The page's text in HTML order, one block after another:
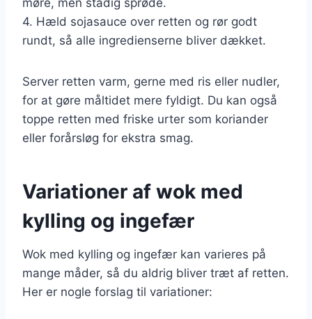
4. Hæld sojasauce over retten og rør godt
rundt, så alle ingredienserne bliver dækket.
Server retten varm, gerne med ris eller nudler,
for at gøre måltidet mere fyldigt. Du kan også
toppe retten med friske urter som koriander
eller forårsløg for ekstra smag.
Variationer af wok med
kylling og ingefær
Wok med kylling og ingefær kan varieres på
mange måder, så du aldrig bliver træt af retten.
Her er nogle forslag til variationer: